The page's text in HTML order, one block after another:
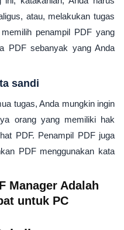
atau, melakukan tugas
penampil PDF yang
PDF sebanyak yang Anda
sandi
tugas, Anda mungkin ingin
orang yang memiliki hak
PDF. Penampil PDF juga
PDF menggunakan kata
Manager Adalah
untuk PC